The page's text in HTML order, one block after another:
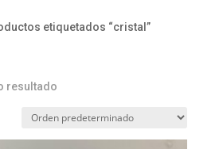
etiquetados “cristal”
resultado